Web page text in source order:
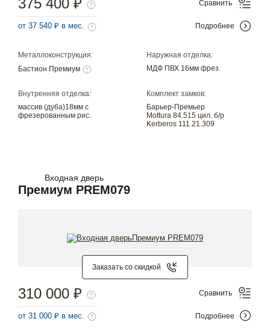
Металлоконструкция:
Бастион Премиум
Наружная отделка:
МДФ ПВХ 16мм фрез.
Внутренняя отделка:
массив (дуба)18мм с
фрезерованным рис.
Комплект замков:
Барьер-Премьер
Mottura 84.515 цил. б/р
Kerberos 111.21.309
375 400 ₽
от 37 540 ₽ в мес.
Сравнить
Подробнее
Входная дверь
Премиум PREM079
Заказать со скидкой
310 000 ₽
от 31 000 ₽ в мес.
Сравнить
Подробнее